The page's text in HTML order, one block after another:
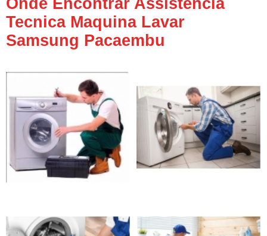
Onde Encontrar Assistencia
Tecnica Maquina Lavar
Samsung Pacaembu